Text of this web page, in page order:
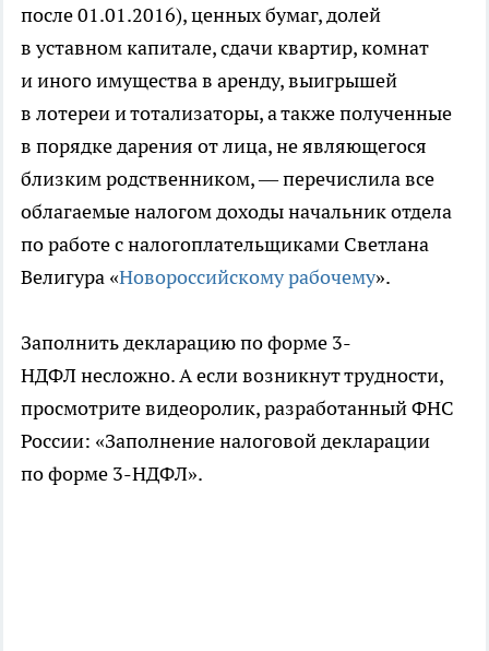
после 01.01.2016), ценных бумаг, долей
в уставном капитале, сдачи квартир, комнат
и иного имущества в аренду, выигрышей
в лотереи и тотализаторы, а также полученные
в порядке дарения от лица, не являющегося
близким родственником, — перечислила все
облагаемые налогом доходы начальник отдела
по работе с налогоплательщиками Светлана
Велигура «Новороссийскому рабочему».
Заполнить декларацию по форме 3-
НДФЛ несложно. А если возникнут трудности,
просмотрите видеоролик, разработанный ФНС
России: «Заполнение налоговой декларации
по форме 3-НДФЛ».